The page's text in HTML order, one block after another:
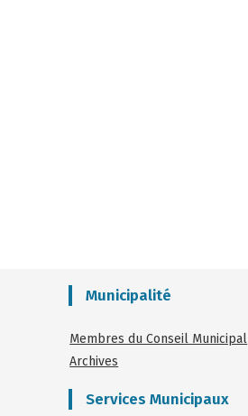
Municipalité
Membres du Conseil Municipal
Archives
Services Municipaux